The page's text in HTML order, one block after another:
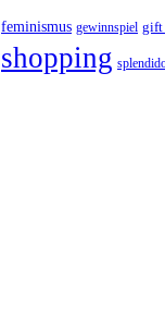
feminismus gewinnspiel gift
shopping